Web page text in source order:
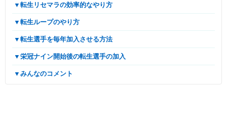
▼転生リセマラの効率的なやり方
▼転生ループのやり方
▼転生選手を毎年加入させる方法
▼栄冠ナイン開始後の転生選手の加入
▼みんなのコメント